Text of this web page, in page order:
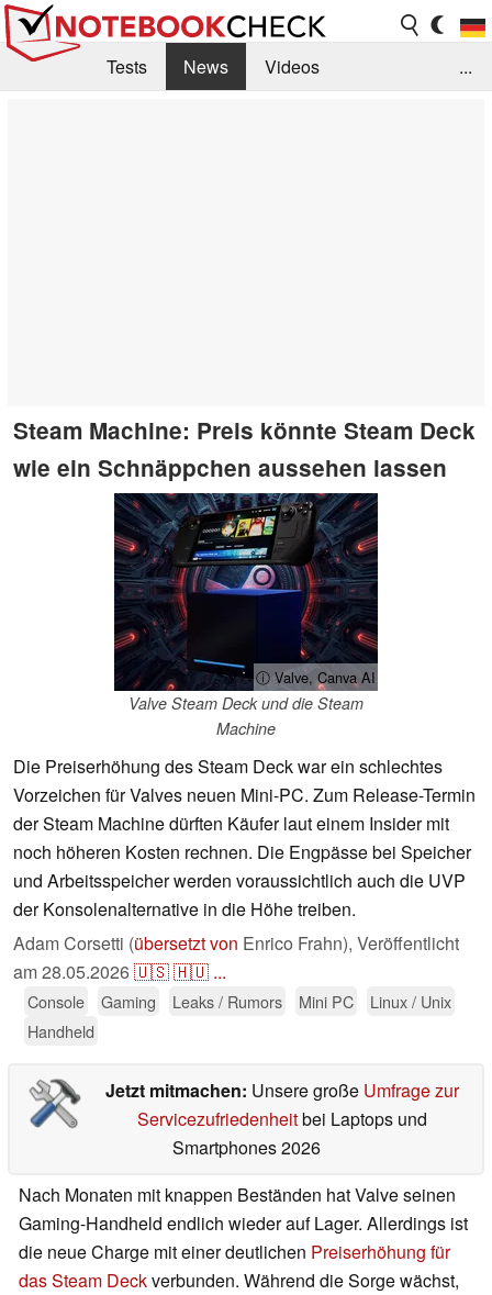
Tests News
Videos
...
Steam Machine: Preis könnte Steam Deck
wie ein Schnäppchen aussehen lassen
ⓘ Valve, Canva AI
Valve Steam Deck und die Steam
Machine
Die Preiserhöhung des Steam Deck war ein schlechtes
Vorzeichen für Valves neuen Mini-PC. Zum Release-Termin
der Steam Machine dürften Käufer laut einem Insider mit
noch höheren Kosten rechnen. Die Engpässe bei Speicher
und Arbeitsspeicher werden voraussichtlich auch die UVP
der Konsolenalternative in die Höhe treiben.
Adam Corsetti (übersetzt von Enrico Frahn), Veröffentlicht
am28.05.2026🇺🇸🇭🇺 ...
Console Gaming Leaks / Rumors Mini PC
Linux / Unix
Handheld
Jetzt mitmachen: Unsere große Umfrage zur
Servicezufriedenheitbei Laptops und
Smartphones 2026
Nach Monaten mit knappen Beständen hat Valve seinen
Gaming-Handheld endlich wieder auf Lager. Allerdings ist
die neue Charge mit einer deutlichen Preiserhöhung für
das Steam Deckverbunden. Während die Sorge wächst,